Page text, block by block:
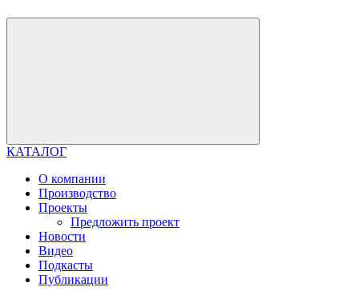
КАТАЛОГ
О компании
Производство
Проекты
Предложить проект
Новости
Видео
Подкасты
Публикации